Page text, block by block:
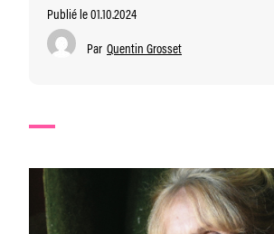
Publié le 01.10.2024
Par Quentin Grosset